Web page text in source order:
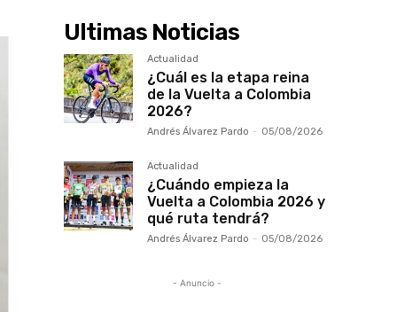
Ultimas Noticias
Actualidad
¿Cuál es la etapa reina
de la Vuelta a Colombia
2026?
Andrés Álvarez Pardo - 05/08/2026
Actualidad
¿Cuándo empieza la
Vuelta a Colombia 2026 y
qué ruta tendrá?
Andrés Álvarez Pardo - 05/08/2026
- Anuncio -